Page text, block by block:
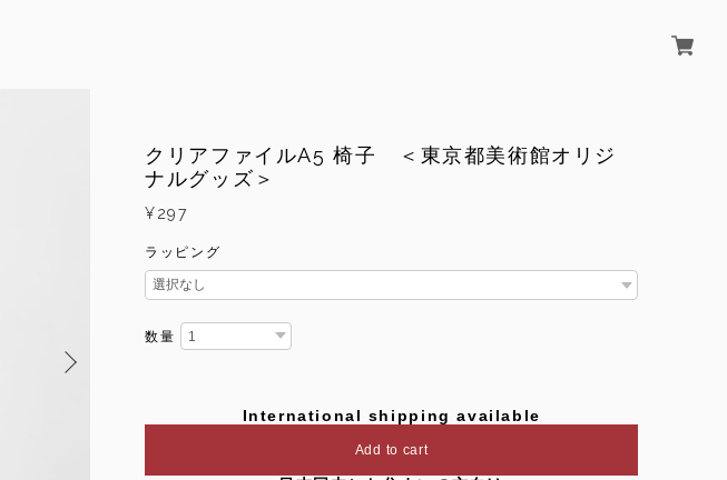
クリアファイルA5 椅子 ＜東京都美術館オリジ
ナルグッズ＞
¥297
ラッピング
数量
International shipping available
Add to cart